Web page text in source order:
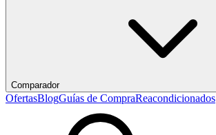
Comparador
OfertasBlogGuías de CompraReacondicionados